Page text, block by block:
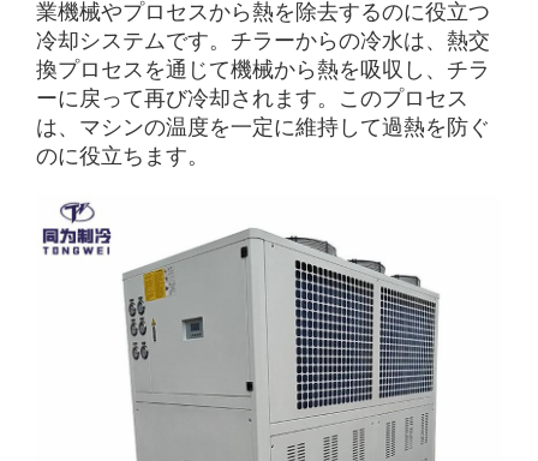
業機械やプロセスから熱を除去するのに役立つ
冷却システムです。チラーからの冷水は、熱交
換プロセスを通じて機械から熱を吸収し、チラ
ーに戻って再び冷却されます。このプロセス
は、マシンの温度を一定に維持して過熱を防ぐ
のに役立ちます。